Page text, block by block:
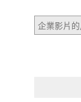
企業影片